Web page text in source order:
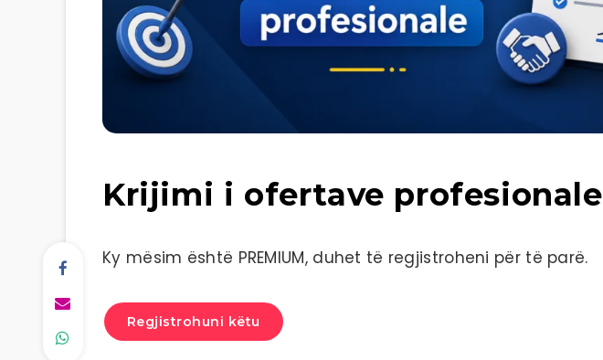
Krijimi i ofertave profesionale
Ky mësim është PREMIUM, duhet të regjistroheni për të parë.
Regjistrohuni këtu